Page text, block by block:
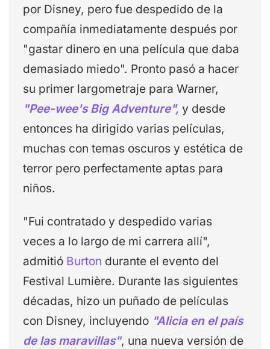
por Disney, pero fue despedido de la
compañía inmediatamente después por
"gastar dinero en una película que daba
demasiado miedo". Pronto pasó a hacer
su primer largometraje para Warner,
"Pee-wee's Big Adventure", y desde
entonces ha dirigido varias películas,
muchas con temas oscuros y estética de
terror pero perfectamente aptas para
niños.
"Fui contratado y despedido varias
veces a lo largo de mi carrera allí",
admitió Burton durante el evento del
Festival Lumière. Durante las siguientes
décadas, hizo un puñado de películas
con Disney, incluyendo "Alicia en el país
de las maravillas", una nueva versión de